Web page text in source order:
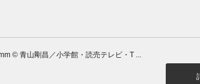
© 青山剛昌／小学館・読売テレビ・T ...